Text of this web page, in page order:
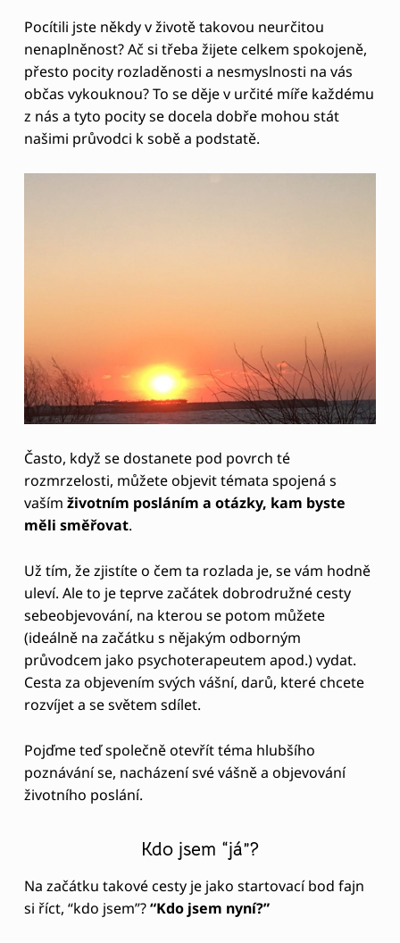
S
V
É
Ž
I
V
O
S
L
Á
N
Í
Pocítili jste někdy v životě takovou neurčitou
nenaplněnost? Ač si třeba žijete celkem spokojeně,
přesto pocity rozladěnosti a nesmyslnosti na vás
občas vykouknou? To se děje v určité míře každému
z nás a tyto pocity se docela dobře mohou stát
našimi průvodci k sobě a podstatě.
Často, když se dostanete pod povrch té
rozmrzelosti, můžete objevit témata spojená s
vaším životním posláním a otázky, kam byste
měli směřovat.
Už tím, že zjistíte o čem ta rozlada je, se vám hodně
uleví. Ale to je teprve začátek dobrodružné cesty
sebeobjevování, na kterou se potom můžete
(ideálně na začátku s nějakým odborným
průvodcem jako psychoterapeutem apod.) vydat.
Cesta za objevením svých vášní, darů, které chcete
rozvíjet a se světem sdílet.
Pojďme teď společně otevřít téma hlubšího
poznávání se, nacházení své vášně a objevování
životního poslání.
Kdo jsem “já”?
Na začátku takové cesty je jako startovací bod fajn
si říct, “kdo jsem”?“Kdo jsem nyní?”